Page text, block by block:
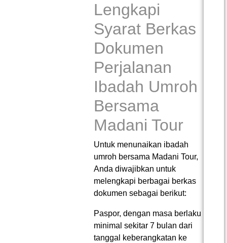
Lengkapi
Syarat Berkas
Dokumen
Perjalanan
Ibadah Umroh
Bersama
Madani Tour
Untuk menunaikan ibadah
umroh bersama Madani Tour,
Anda diwajibkan untuk
melengkapi berbagai berkas
dokumen sebagai berikut:
Paspor, dengan masa berlaku
minimal sekitar 7 bulan dari
tanggal keberangkatan ke